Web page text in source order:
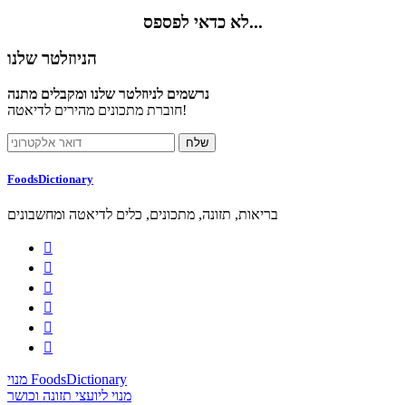
לא כדאי לפספס...
הניוזלטר שלנו
נרשמים לניוזלטר שלנו ומקבלים מתנה
חוברת מתכונים מהירים לדיאטה!
FoodsDictionary
בריאות, תזונה, מתכונים, כלים לדיאטה ומחשבונים






מנוי FoodsDictionary
מנוי ליועצי תזונה וכושר